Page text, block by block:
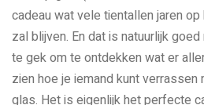
cadeau wat vele tientallen jaren
zal blijven. En dat is natuurlijk
te gek om te ontdekken wat er
zien hoe je iemand kunt
glas. Het is eigenlijk het perfecte